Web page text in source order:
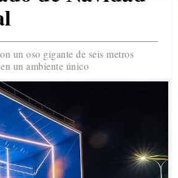
un oso gigante de seis metros
un ambiente único